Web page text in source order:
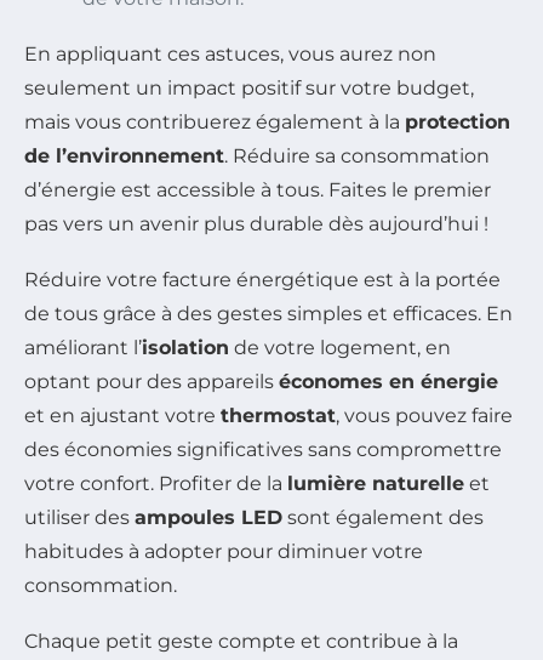
En appliquant ces astuces, vous aurez non
seulement un impact positif sur votre budget,
mais vous contribuerez également à la protection
de l’environnement. Réduire sa consommation
d’énergie est accessible à tous. Faites le premier
pas vers un avenir plus durable dès aujourd’hui !
Réduire votre facture énergétique est à la portée
de tous grâce à des gestes simples et efficaces. En
améliorant l’isolation de votre logement, en
optant pour des appareils économes en énergie
et en ajustant votre thermostat, vous pouvez faire
des économies significatives sans compromettre
votre confort. Profiter de la lumière naturelle et
utiliser des ampoules LED sont également des
habitudes à adopter pour diminuer votre
consommation.
Chaque petit geste compte et contribue à la